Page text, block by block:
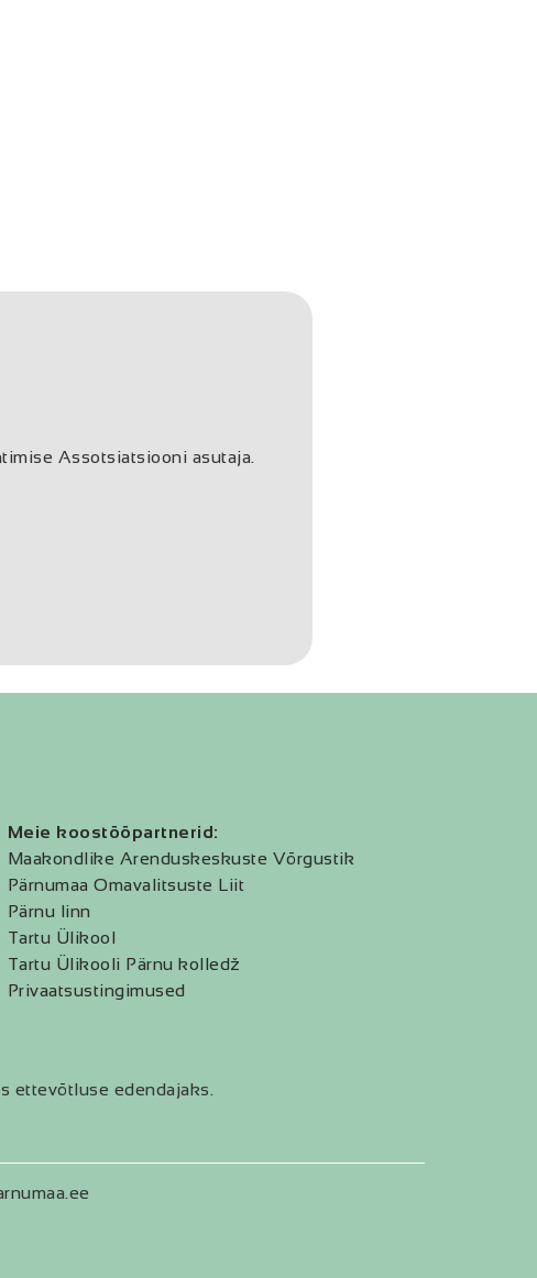
Assotsiatsiooni asutaja.
Meie koostööpartnerid:
Maakondlike Arenduskeskuste Võrgustik
Pärnumaa Omavalitsuste Liit
Pärnu linn
Tartu Ülikool
Tartu Ülikooli Pärnu kolledž
Privaatsustingimused
ettevõtluse edendajaks.